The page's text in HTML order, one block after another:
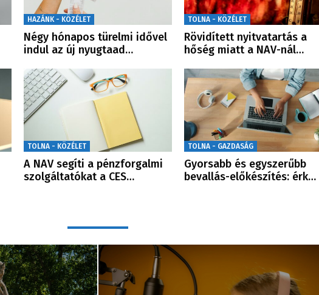
HAZÁNK - KÖZÉLET
Négy hónapos türelmi idővel
indul az új nyugtaad…
TOLNA - KÖZÉLET
Rövidített nyitvatartás a
hőség miatt a NAV-nál…
TOLNA - KÖZÉLET
A NAV segíti a pénzforgalmi
szolgáltatókat a CES…
TOLNA - GAZDASÁG
Gyorsabb és egyszerűbb
bevallás-előkészítés: érk…